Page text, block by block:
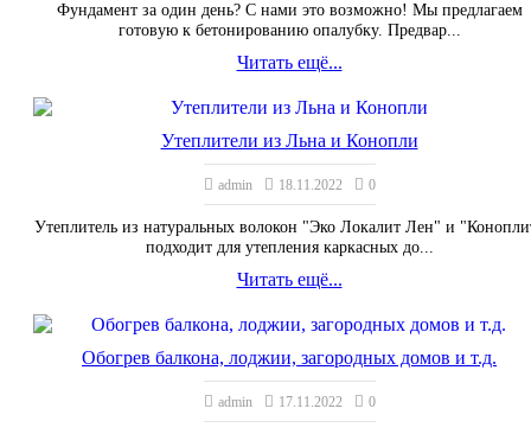
Фундамент за один день? С нами это возможно! Мы предлагаем
готовую к бетонированию опалубку. Предвар...
Читать ещё...
Утеплители из Льна и Конопли
admin 18.11.2022 0
Утеплитель из натуральных волокон "Эко Локалит Лен" и
подходит для утепления каркасных до...
Читать ещё...
Обогрев балкона, лоджии, загородных домов и т.д.
admin 17.11.2022 0